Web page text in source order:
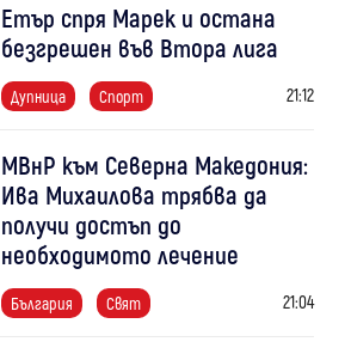
Етър спря Марек и остана
безгрешен във Втора лига
Дупница Спорт 21:12
МВнР към Северна Македония:
Ива Михаилова трябва да
получи достъп до
необходимото лечение
България Свят 21:04